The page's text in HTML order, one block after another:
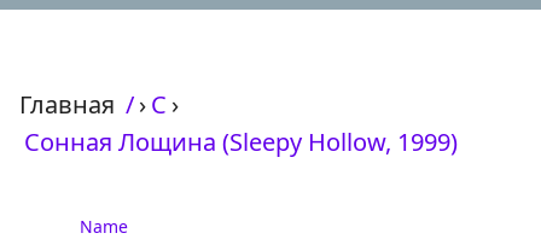
Главная /›С ›
Сонная Лощина (Sleepy Hollow, 1999)
Name